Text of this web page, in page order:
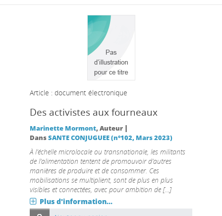
Article : document électronique
Des activistes aux fourneaux
Marinette Mormont, Auteur |
DansSANTE CONJUGUEE (n°102, Mars 2023)
À l’échelle microlocale ou transnationale, les militants
de l’alimentation tentent de promouvoir d’autres
manières de produire et de consommer. Ces
mobilisations se multiplient, sont de plus en plus
visibles et connectées, avec pour ambition de [...]
Plus d'information...